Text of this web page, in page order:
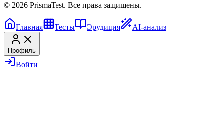
© 2026 PrismaTest. Все права защищены.
Главная Тесты Эрудиция AI-анализ
Профиль
Войти